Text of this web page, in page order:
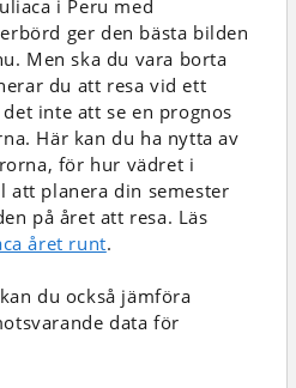
i Peru med
ger den bästa bilden
Men ska du vara borta
du att resa vid ett
inte att se en prognos
Här kan du ha nytta av
för hur vädret i
att planera din semester
på året att resa. Läs
året runt.
kan du också jämföra
data för